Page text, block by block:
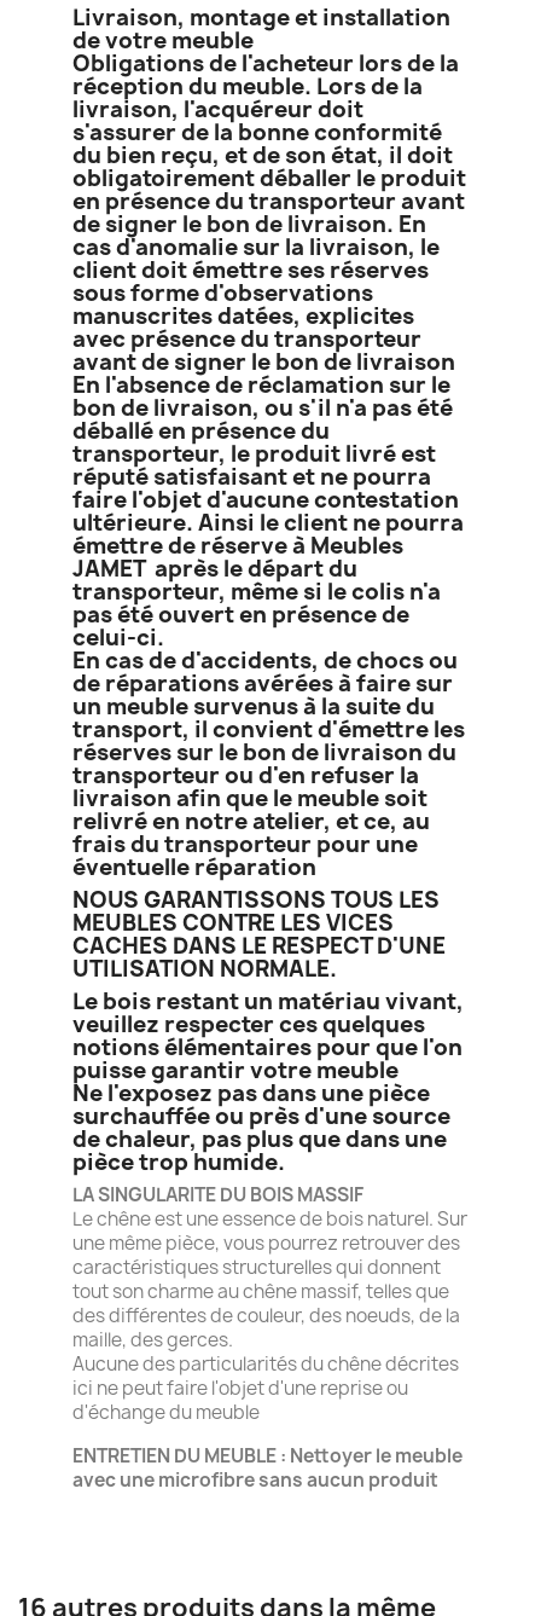
Livraison, montage et installation
de votre meuble
Obligations de l'acheteur lors de la
réception du meuble. Lors de la
livraison, l'acquéreur doit
s'assurer de la bonne conformité
du bien reçu, et de son état, il doit
obligatoirement déballer le produit
en présence du transporteur avant
de signer le bon de livraison. En
cas d'anomalie sur la livraison, le
client doit émettre ses réserves
sous forme d'observations
manuscrites datées, explicites
avec présence du transporteur
avant de signer le bon de livraison
En l'absence de réclamation sur le
bon de livraison, ou s'il n'a pas été
déballé en présence du
transporteur, le produit livré est
réputé satisfaisant et ne pourra
faire l'objet d'aucune contestation
ultérieure. Ainsi le client ne pourra
émettre de réserve à Meubles
JAMET après le départ du
transporteur, même si le colis n'a
pas été ouvert en présence de
celui-ci.
En cas de d'accidents, de chocs ou
de réparations avérées à faire sur
un meuble survenus à la suite du
transport, il convient d'émettre les
réserves sur le bon de livraison du
transporteur ou d'en refuser la
livraison afin que le meuble soit
relivré en notre atelier, et ce, au
frais du transporteur pour une
éventuelle réparation
NOUS GARANTISSONS TOUS LES
MEUBLES CONTRE LES VICES
CACHES DANS LE RESPECT D'UNE
UTILISATION NORMALE.
Le bois restant un matériau vivant,
veuillez respecter ces quelques
notions élémentaires pour que l'on
puisse garantir votre meuble
Ne l'exposez pas dans une pièce
surchauffée ou près d'une source
de chaleur, pas plus que dans une
pièce trop humide.
LA SINGULARITE DU BOIS MASSIF
Le chêne est une essence de bois naturel. Sur
une même pièce, vous pourrez retrouver des
caractéristiques structurelles qui donnent
tout son charme au chêne massif, telles que
des différentes de couleur, des noeuds, de la
maille, des gerces.
Aucune des particularités du chêne décrites
ici ne peut faire l'objet d'une reprise ou
d'échange du meuble
ENTRETIEN DU MEUBLE : Nettoyer le meuble
avec une microfibre sans aucun produit
16 autres produits dans la même